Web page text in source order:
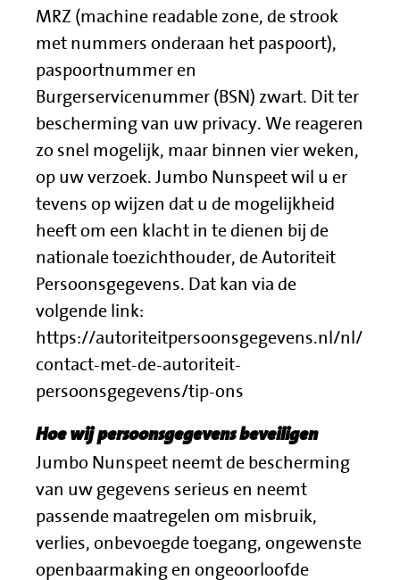
MRZ (machine readable zone, de strook
met nummers onderaan het paspoort),
paspoortnummer en
Burgerservicenummer (BSN) zwart. Dit ter
bescherming van uw privacy. We reageren
zo snel mogelijk, maar binnen vier weken,
op uw verzoek. Jumbo Nunspeet wil u er
tevens op wijzen dat u de mogelijkheid
heeft om een klacht in te dienen bij de
nationale toezichthouder, de Autoriteit
Persoonsgegevens. Dat kan via de
volgende link:
https://autoriteitpersoonsgegevens.nl/nl/
contact-met-de-autoriteit-
persoonsgegevens/tip-ons
Hoe wij persoonsgegevens beveiligen
Jumbo Nunspeet neemt de bescherming
van uw gegevens serieus en neemt
passende maatregelen om misbruik,
verlies, onbevoegde toegang, ongewenste
openbaarmaking en ongeoorloofde